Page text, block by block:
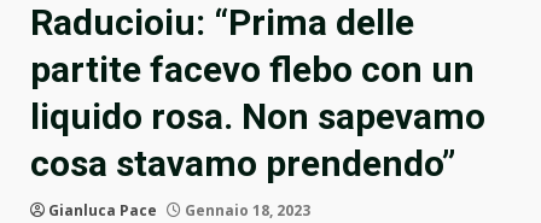
Raducioiu: “Prima delle
partite facevo flebo con un
liquido rosa. Non sapevamo
cosa stavamo prendendo”
Gianluca Pace Gennaio 18, 2023